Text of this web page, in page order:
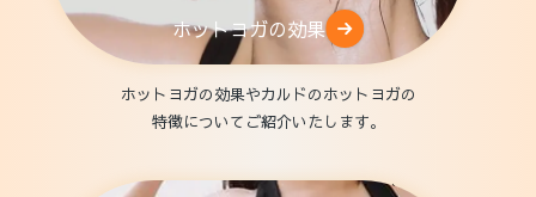
ホットヨガの効果
ホットヨガの効果やカルドのホットヨガの
特徴についてご紹介いたします。